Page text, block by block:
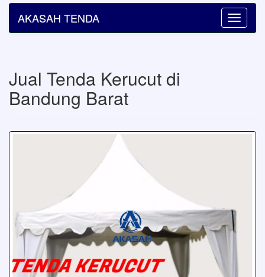
Toggle
AKASAH TENDA
Jual Tenda Kerucut di
Bandung Barat